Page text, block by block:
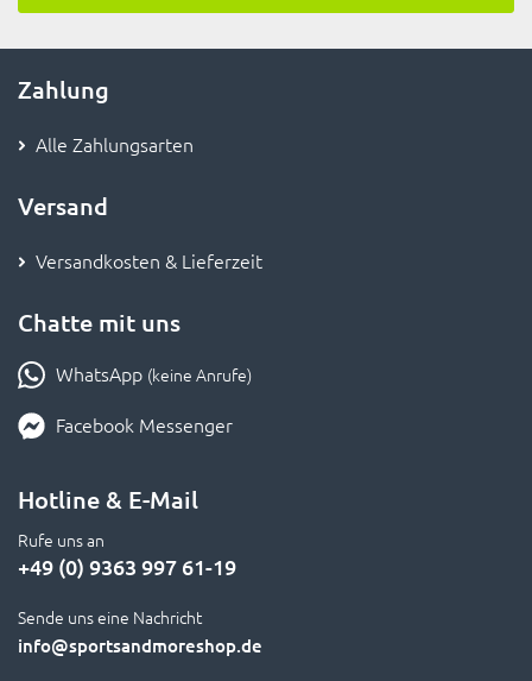
Zahlung
Alle Zahlungsarten
Versand
Versandkosten & Lieferzeit
Chatte mit uns
WhatsApp (keine Anrufe)
Facebook Messenger
Hotline & E-Mail
Rufe uns an
+49 (0) 9363 997 61-19
Sende uns eine Nachricht
info@sportsandmoreshop.de